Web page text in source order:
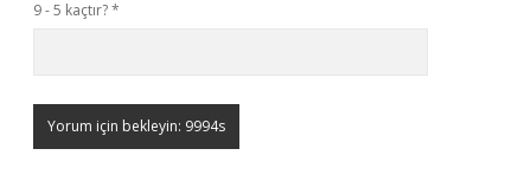
9 - 5 kaçtır?*